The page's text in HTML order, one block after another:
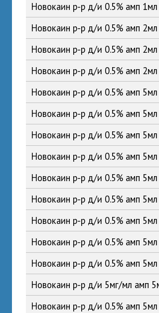
Новокаин р-р д/и 0.5% амп
Новокаин р-р д/и 0.5% амп
Новокаин р-р д/и 0.5% амп
Новокаин р-р д/и 0.5% амп
Новокаин р-р д/и 0.5% амп
Новокаин р-р д/и 0.5% амп
Новокаин р-р д/и 0.5% амп
Новокаин р-р д/и 0.5% амп
Новокаин р-р д/и 0.5% амп
Новокаин р-р д/и 0.5% амп
Новокаин р-р д/и 0.5% амп
Новокаин р-р д/и 0.5% амп
Новокаин р-р д/и 0.5% амп
Новокаин р-р д/и 5мг/мл амп
Новокаин р-р д/и 0.5% амп